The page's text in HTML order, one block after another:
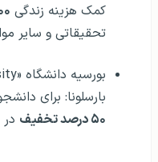
کمک هزینه زندگی
تحقیقاتی و سایر
بارسلونا: برای
۵۰ درصد تخفیف